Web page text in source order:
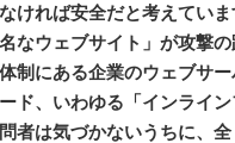
ければ安全だと考えてい
なウェブサイト」が攻撃
制にある企業のウェブサ
ド、いわゆる「インライ
者は気づかないうちに、